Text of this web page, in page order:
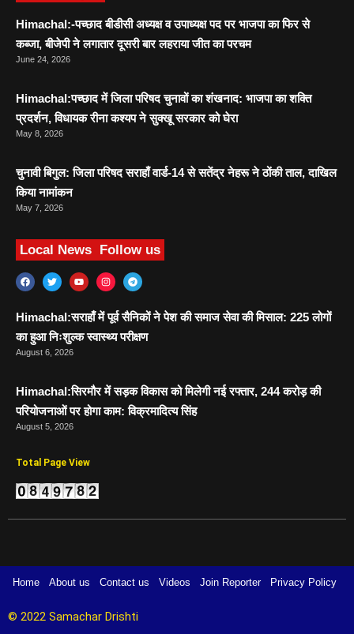
Himachal:-पच्छाद बीडीसी अध्यक्ष व उपाध्यक्ष पद पर भाजपा का फिर से
कब्जा, बीजेपी ने लगातार दूसरी बार लहराया जीत का परचम
June 24, 2026
Himachal:पच्छाद में जिला परिषद चुनावों का शंखनाद: भाजपा का शक्ति
प्रदर्शन, विधायक रीना कश्यप ने सुक्खू सरकार को घेरा
May 8, 2026
चुनावी बिगुल: जिला परिषद सराहाँ वार्ड-14 से सतेंद्र नेहरू ने ठोंकी ताल, दाखिल
किया नामांकन
May 7, 2026
Local News Follow us
Himachal:सराहाँ में पूर्व सैनिकों ने पेश की समाज सेवा की मिसाल: 225 लोगों
का हुआ निःशुल्क स्वास्थ्य परीक्षण
August 6, 2026
Himachal:सिरमौर में सड़क विकास को मिलेगी नई रफ्तार, 244 करोड़ की
परियोजनाओं पर होगा काम: विक्रमादित्य सिंह
August 5, 2026
Total Page View
Home About us Contact us Videos Join Reporter Privacy Policy
© 2022 Samachar Drishti